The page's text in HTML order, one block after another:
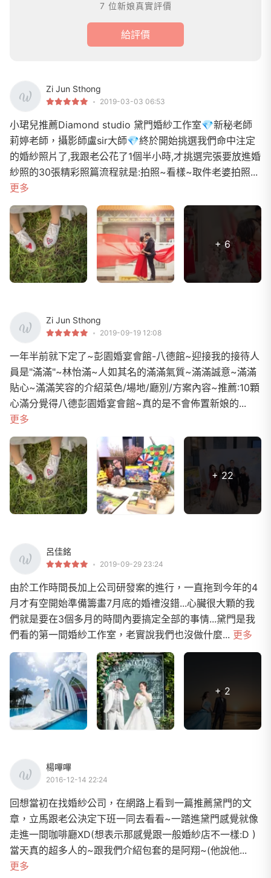
7 位新娘真實評價
給評價
Zi Jun Sthong
2019-03-03 06:53
小珺兒推薦Diamond studio 黛門婚紗工作室💎新秘老師
莉婷老師，攝影師盧sir大師💎終於開始挑選我們命中注定
的婚紗照片了,我跟老公花了1個半小時,才挑選完張要放進婚
紗照的30張精彩照篇流程就是:拍照~看樣~取件老婆拍照...
更多
+ 6
Zi Jun Sthong
2019-09-19 12:08
一年半前就下定了~彭園婚宴會館-八德館~迎接我的接待人
員是"滿滿"~林怡滿~人如其名的滿滿氣質~滿滿誠意~滿滿
貼心~滿滿笑容的介紹菜色/場地/廳別/方案內容~推薦:10顆
心滿分覺得八德彭園婚宴會館~真的是不會佈置新娘的...
更多
+ 22
呂佳銘
2019-09-29 23:24
由於工作時間長加上公司研發案的進行，一直拖到今年的4
月才有空開始準備籌畫7月底的婚禮沒錯...心臟很大顆的我
們就是要在3個多月的時間內要搞定全部的事情...黛門是我
們看的第一間婚紗工作室，老實說我們也沒做什麼... 更多
+ 2
楊嗶嗶
2016-12-14 22:24
回想當初在找婚紗公司，在網路上看到一篇推薦黛門的文
章，立馬跟老公決定下班一同去看看~一踏進黛門感覺就像
走進一間咖啡廳XD(想表示那感覺跟一般婚紗店不一樣:D )
當天真的超多人的~跟我們介紹包套的是阿翔~(他說他...
更多